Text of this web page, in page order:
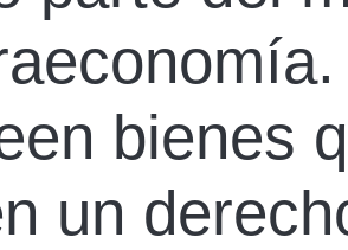
bienes
un